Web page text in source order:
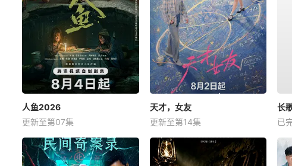
人鱼2026
更新至第07集
天才，女友
更新至第14集
长
已